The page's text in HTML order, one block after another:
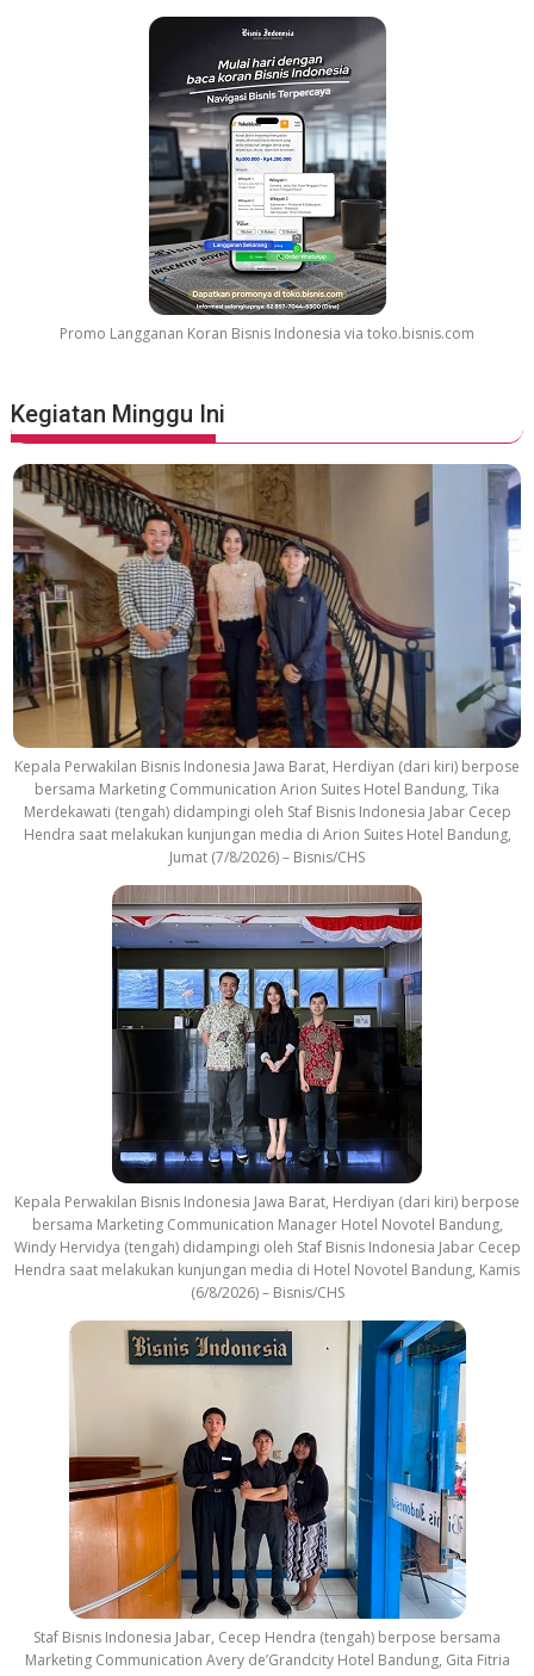
Promo Langganan Koran Bisnis Indonesia via toko.bisnis.com
Kegiatan Minggu Ini
Kepala Perwakilan Bisnis Indonesia Jawa Barat, Herdiyan (dari kiri) berpose
bersama Marketing Communication Arion Suites Hotel Bandung, Tika
Merdekawati (tengah) didampingi oleh Staf Bisnis Indonesia Jabar Cecep
Hendra saat melakukan kunjungan media di Arion Suites Hotel Bandung,
Jumat (7/8/2026) – Bisnis/CHS
Kepala Perwakilan Bisnis Indonesia Jawa Barat, Herdiyan (dari kiri) berpose
bersama Marketing Communication Manager Hotel Novotel Bandung,
Windy Hervidya (tengah) didampingi oleh Staf Bisnis Indonesia Jabar Cecep
Hendra saat melakukan kunjungan media di Hotel Novotel Bandung, Kamis
(6/8/2026) – Bisnis/CHS
Staf Bisnis Indonesia Jabar, Cecep Hendra (tengah) berpose bersama
Marketing Communication Avery de’Grandcity Hotel Bandung, Gita Fitria